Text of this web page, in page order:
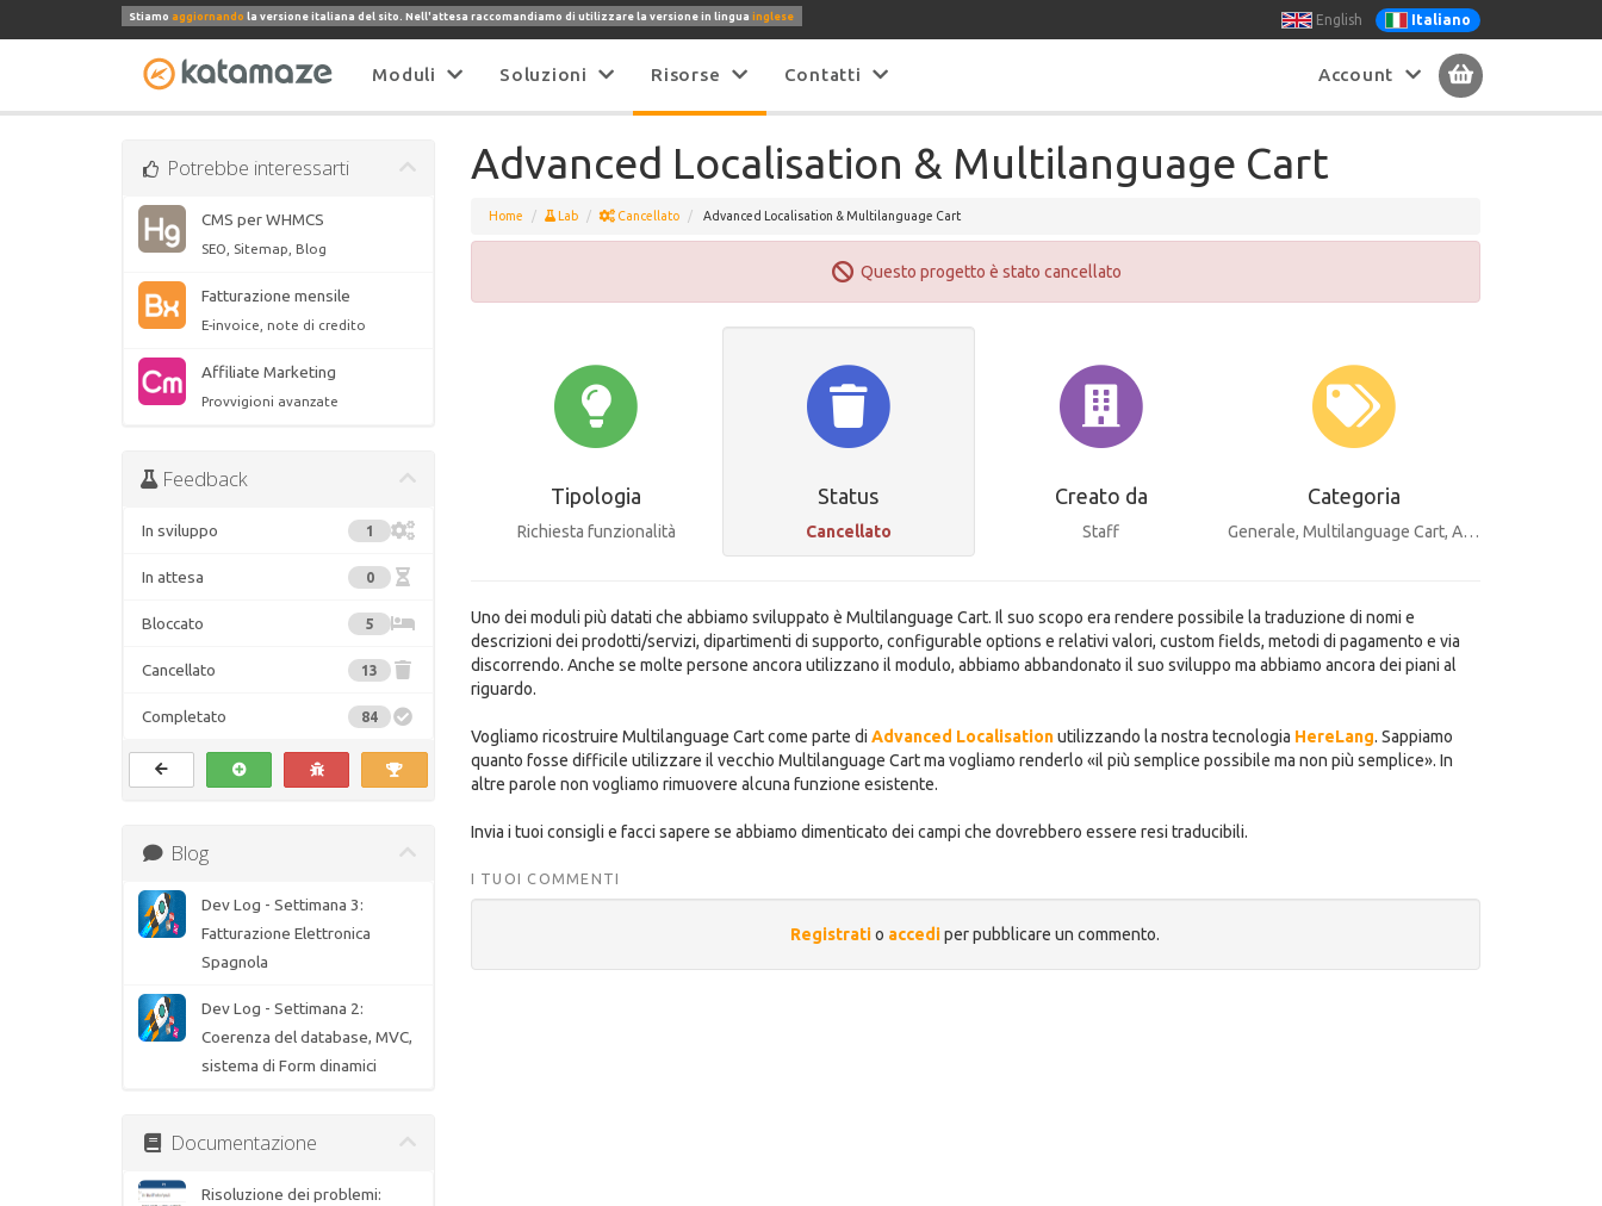
Stiamoaggiornando la versione italiana del sito. Nell'attesa raccomandiamo di utilizzare la versione in linguainglese English Italiano
Moduli Soluzioni Risorse Contatti Account
Potrebbe interessarti
CMS per WHMCS
SEO, Sitemap, Blog
Fatturazione mensile
E-invoice, note di credito
Affiliate Marketing
Provvigioni avanzate
Feedback
In sviluppo 1
In attesa 0
Bloccato 5
Cancellato 13
Completato 84
Blog
Dev Log - Settimana 3:
Fatturazione Elettronica
Spagnola
Dev Log - Settimana 2:
Coerenza del database, MVC,
sistema di Form dinamici
Documentazione
Risoluzione dei problemi:
Advanced Localisation & Multilanguage Cart
Home Lab Cancellato Advanced Localisation & Multilanguage Cart
Questo progetto è stato cancellato
Tipologia
Richiesta funzionalità
Status
Cancellato
Creato da
Staff
Categoria
Generale, Multilanguage Cart, Advanced Localisation
Uno dei moduli più datati che abbiamo sviluppato è Multilanguage Cart. Il suo scopo era rendere possibile la traduzione di nomi e
descrizioni dei prodotti/servizi, dipartimenti di supporto, configurable options e relativi valori, custom fields, metodi di pagamento e via
discorrendo. Anche se molte persone ancora utilizzano il modulo, abbiamo abbandonato il suo sviluppo ma abbiamo ancora dei piani al
riguardo.
Vogliamo ricostruire Multilanguage Cart come parte di Advanced Localisationutilizzando la nostra tecnologia HereLang. Sappiamo
quanto fosse difficile utilizzare il vecchio Multilanguage Cart ma vogliamo renderlo «il più semplice possibile ma non più semplice». In
altre parole non vogliamo rimuovere alcuna funzione esistente.
Invia i tuoi consigli e facci sapere se abbiamo dimenticato dei campi che dovrebbero essere resi traducibili.
I TUOI COMMENTI
Registratio accediper pubblicare un commento.